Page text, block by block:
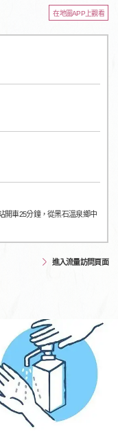
在地圖APP上觀看
開車25分鐘，從黑石溫泉鄉中
進入流量訪問頁面